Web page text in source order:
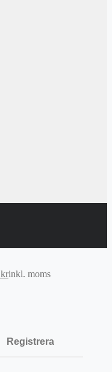
krDet
inkl. moms
Registrera